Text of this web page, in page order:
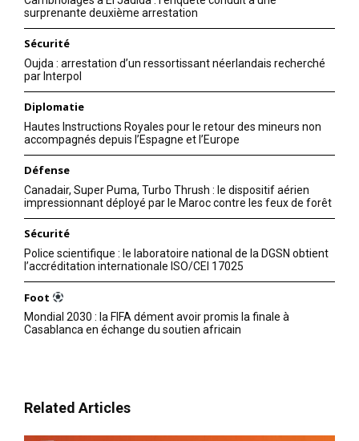
surprenante deuxième arrestation
Sécurité
Oujda : arrestation d’un ressortissant néerlandais recherché
par Interpol
Diplomatie
Hautes Instructions Royales pour le retour des mineurs non
accompagnés depuis l’Espagne et l’Europe
Défense
Canadair, Super Puma, Turbo Thrush : le dispositif aérien
impressionnant déployé par le Maroc contre les feux de forêt
Sécurité
Police scientifique : le laboratoire national de la DGSN obtient
l’accréditation internationale ISO/CEI 17025
Foot
Mondial 2030 : la FIFA dément avoir promis la finale à
Casablanca en échange du soutien africain
Related Articles